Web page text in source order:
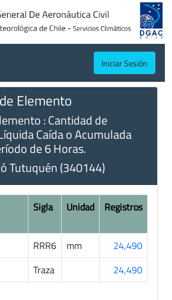
Iniciar Sesión
Elemento
: Cantidad de
Caída o Acumulada
de 6 Horas.
Tutuquén (340144)
Sigla Unidad Registros
RRR6 mm
24,490
Traza 24,490